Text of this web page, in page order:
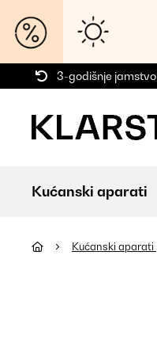
3-godišnje jamstvo
Kućanski aparati
Kućanski aparati